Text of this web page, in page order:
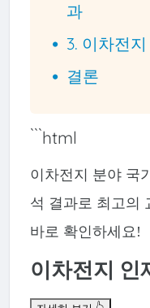
과
3. 이차전
결론
```html
이차전지 분야 국
석 결과로 최고의
바로 확인하세요!
이차전지 인